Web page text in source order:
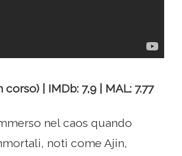
corso) | IMDb: 7,9 | MAL: 7.77
nel caos quando
noti come Ajin,